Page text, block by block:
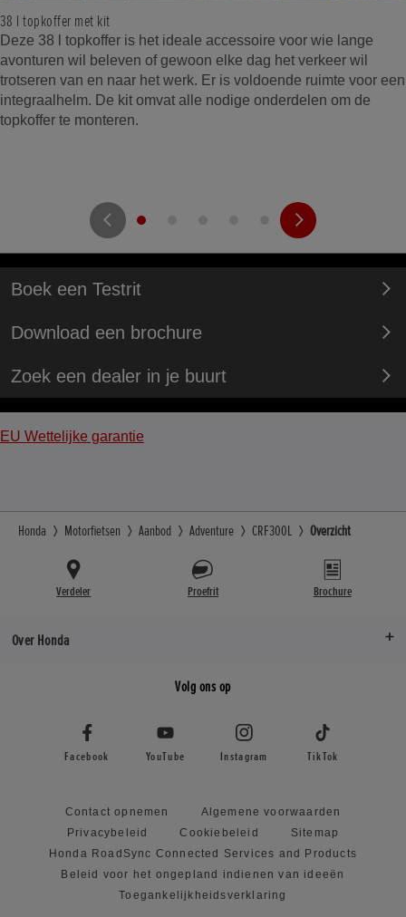
38 l topkoffer met kit
Deze 38 l topkoffer is het ideale accessoire voor wie lange
avonturen wil beleven of gewoon elke dag het verkeer wil
trotseren van en naar het werk. Er is voldoende ruimte voor een
integraalhelm. De kit omvat alle nodige onderdelen om de
topkoffer te monteren.
Boek een Testrit
Download een brochure
Zoek een dealer in je buurt
EU Wettelijke garantie
Honda Motorfietsen Aanbod Adventure CRF300L Overzicht
Verdeler Proefrit Brochure
Over Honda
Volg ons op
Facebook YouTube Instagram TikTok
Contact opnemen
Algemene voorwaarden
Privacybeleid
Cookiebeleid
Sitemap
Honda RoadSync Connected Services and Products
Beleid voor het ongepland indienen van ideeën
Toegankelijkheidsverklaring